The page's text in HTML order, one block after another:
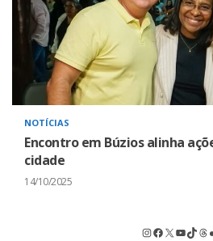
NOTÍCIAS
Encontro em Búzios alinha
cidade
14/10/2025
Instagram
Facebook
X